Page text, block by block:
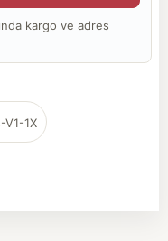
kargo ve adres
V1-1X